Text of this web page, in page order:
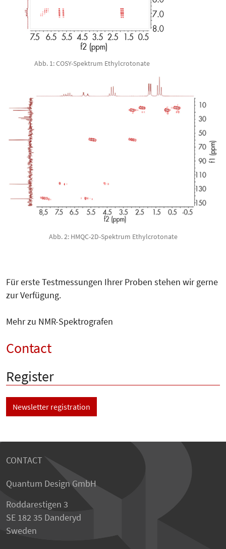
Abb. 1: COSY-Spektrum Ethylcrotonate
Abb. 2: HMQC-2D-Spektrum Ethylcrotonate
Für erste Testmessungen Ihrer Proben stehen wir gerne
zur Verfügung.
Mehr zu NMR-Spektrografen
Contact
Register
Newsletter registration
CONTACT
Quantum Design GmbH
Roddarestigen 3
SE 182 35 Danderyd
Sweden